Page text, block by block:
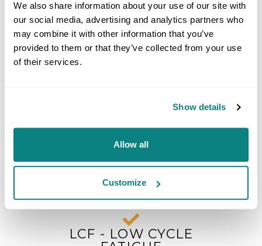
We also share information about your use of our site with
our social media, advertising and analytics partners who
may combine it with other information that you’ve
provided to them or that they’ve collected from your use
of their services.
Show details
Allow all
Customize
LCF - LOW CYCLE